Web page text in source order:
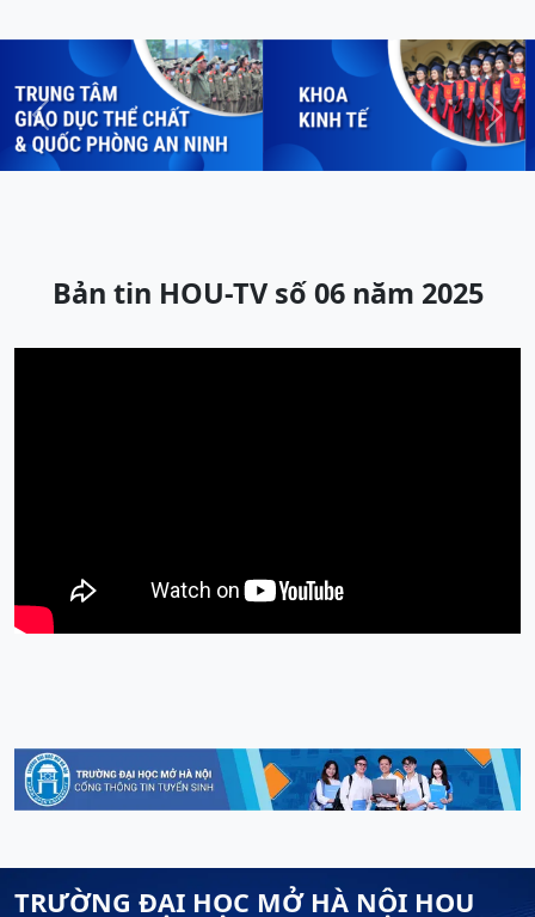
Previous Next
Bản tin HOU-TV số 06 năm 2025
TRƯỜNG ĐẠI HỌC MỞ HÀ NỘI HOU